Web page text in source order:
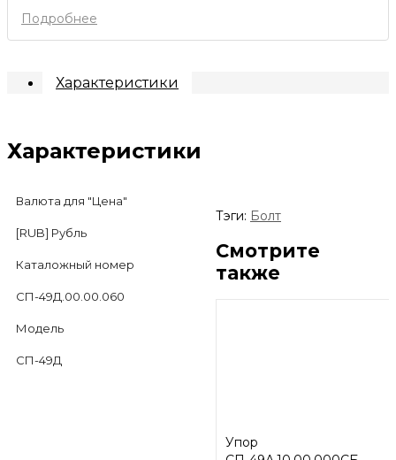
Подробнее
Характеристики
Характеристики
Валюта для "Цена"
[RUB] Рубль
Каталожный номер
СП-49Д.00.00.060
Модель
СП-49Д
Тэги: Болт
Смотрите
также
Упор